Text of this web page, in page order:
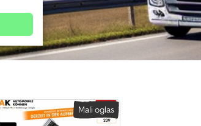
Mali oglas